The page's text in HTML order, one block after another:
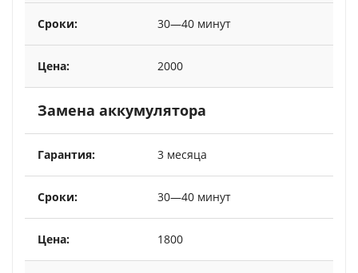
30—40 минут
2000
Замена аккумулятора
3 месяца
30—40 минут
1800